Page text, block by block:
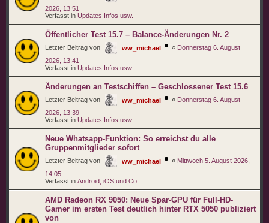
2026, 13:51
Verfasst in Updates Infos usw.
Öffentlicher Test 15.7 – Balance-Änderungen Nr. 2
Letzter Beitrag von ww_michael « Donnerstag 6. August
2026, 13:41
Verfasst in Updates Infos usw.
Änderungen an Testschiffen – Geschlossener Test 15.6
Letzter Beitrag von ww_michael « Donnerstag 6. August
2026, 13:39
Verfasst in Updates Infos usw.
Neue Whatsapp-Funktion: So erreichst du alle
Gruppenmitglieder sofort
Letzter Beitrag von ww_michael « Mittwoch 5. August 2026,
14:05
Verfasst in Android, iOS und Co
AMD Radeon RX 9050: Neue Spar-GPU für Full-HD-
Gamer im ersten Test deutlich hinter RTX 5050 publiziert
von